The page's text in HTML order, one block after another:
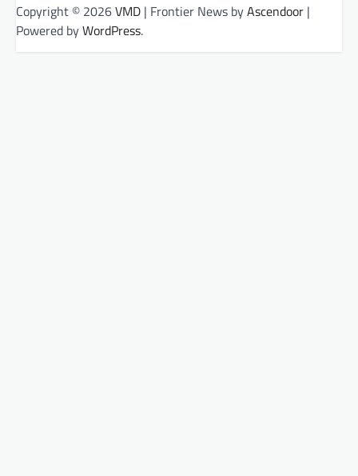
Copyright © 2026VMD | Frontier News byAscendoor |
Powered byWordPress.